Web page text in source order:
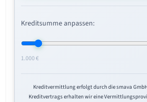
Kreditsumme anpassen:
1.000 €
Kreditvermittlung erfolgt durch die smava
Kreditvertrags erhalten wir eine